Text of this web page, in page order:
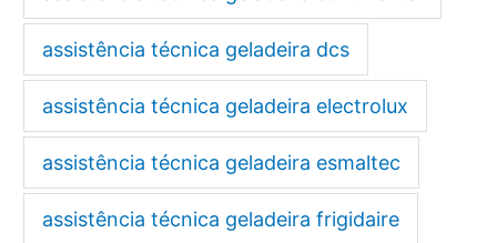
assistência técnica geladeira dcs
assistência técnica geladeira electrolux
assistência técnica geladeira esmaltec
assistência técnica geladeira frigidaire